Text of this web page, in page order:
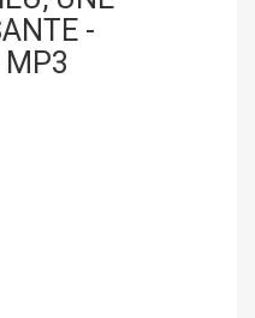
-
MP3